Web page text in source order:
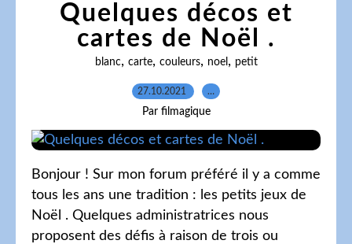
Quelques décos et
cartes de Noël .
blanc, carte, couleurs, noel, petit
27.10.2021 …
Par filmagique
Bonjour ! Sur mon forum préféré il y a comme
tous les ans une tradition : les petits jeux de
Noël . Quelques administratrices nous
proposent des défis à raison de trois ou